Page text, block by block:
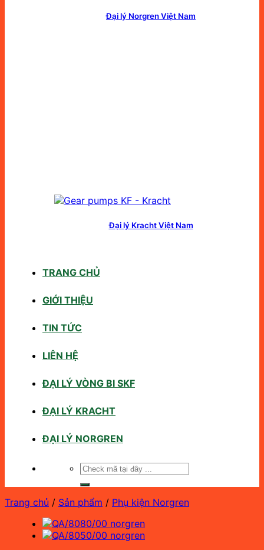
Đại lý Norgren Việt Nam
Đại lý Kracht Việt Nam
TRANG CHỦ
GIỚI THIỆU
TIN TỨC
LIÊN HỆ
ĐẠI LÝ VÒNG BI SKF
ĐẠI LÝ KRACHT
ĐẠI LÝ NORGREN
Tìm
Trang chủ / Sản phẩm / Phụ kiện Norgren